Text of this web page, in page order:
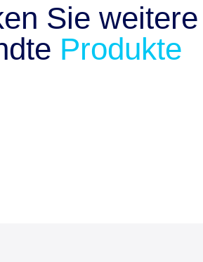
Sie weitere
Produkte